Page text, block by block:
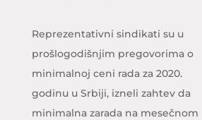
Reprezentativni sindikati su u
prošlogodišnjim pregovorima o
minimalnoj ceni rada za 2020.
godinu u Srbiji, izneli zahtev da
minimalna zarada na mesečnom